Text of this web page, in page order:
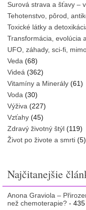
Surová strava a šťavy –
Tehotenstvo, pôrod,
Toxické látky a
Transformácia, evolúcia
UFO, záhady, sci-fi,
Veda (68)
Videá (362)
Vitamíny a Minerály (61)
Voda (30)
Výživa (227)
Vzťahy (45)
Zdravý životný štýl (119)
Život po živote a smrti (5)
Najčitanejšie
Anona Graviola –
než chemoterapie? -